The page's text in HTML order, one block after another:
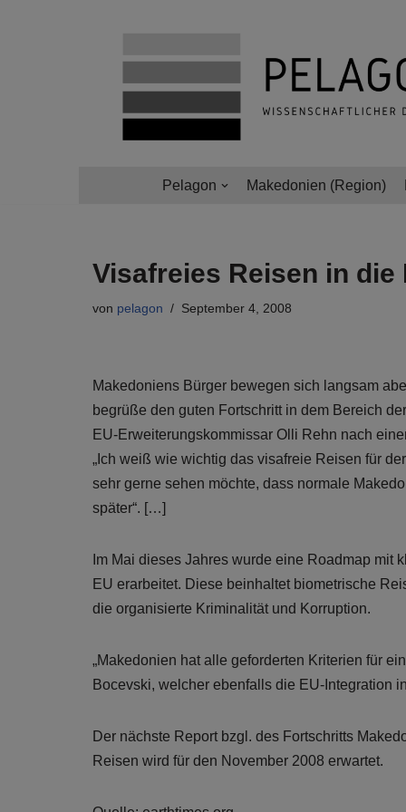
Pelagon Makedonien (Region)
Visafreies Reisen in die
von pelagon September 4, 2008
Makedoniens Bürger bewegen sich langsam
begrüße den guten Fortschritt in dem Bereich
EU-Erweiterungskommissar Olli Rehn nach
„Ich weiß wie wichtig das visafreie Reisen für
sehr gerne sehen möchte, dass normale
später“. […]
Im Mai dieses Jahres wurde eine Roadmap mit
EU erarbeitet. Diese beinhaltet biometrische
die organisierte Kriminalität und Korruption.
„Makedonien hat alle geforderten Kriterien für
Bocevski, welcher ebenfalls die EU-Integration
Der nächste Report bzgl. des Fortschritts
Reisen wird für den November 2008 erwartet.